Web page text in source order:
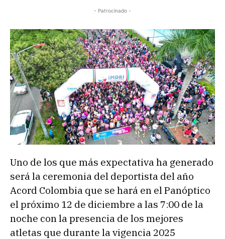
- Patrocinado -
Uno de los que más expectativa ha generado
será la ceremonia del deportista del año
Acord Colombia que se hará en el Panóptico
el próximo 12 de diciembre a las 7:00 de la
noche con la presencia de los mejores
atletas que durante la vigencia 2025